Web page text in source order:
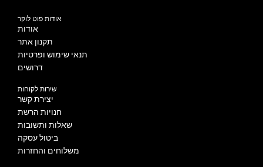
אודות פוט לוקר
אודות
תקנון אתר
תנאי שימוש ופרטיות
דרושים
שירות לקוחות
יצירת קשר
חנויות הרשת
שאלות ותשובות
ביטול עסקה
משלוחים והחזרות